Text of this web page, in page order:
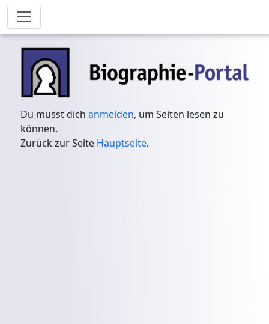
Du musst dichanmelden, um Seiten lesen zu
können.
Zurück zur Seite Hauptseite.